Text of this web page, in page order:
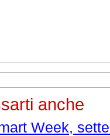
anche
Week,